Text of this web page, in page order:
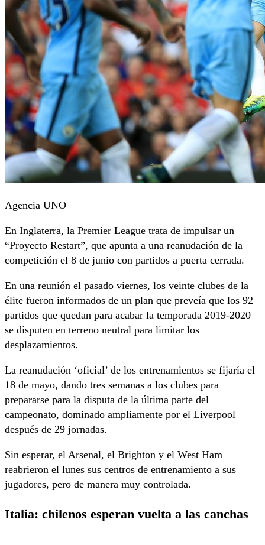
Agencia UNO
En Inglaterra, la Premier League trata de impulsar un
“Proyecto Restart”, que apunta a una reanudación de la
competición el 8 de junio con partidos a puerta cerrada.
En una reunión el pasado viernes, los veinte clubes de la
élite fueron informados de un plan que preveía que los 92
partidos que quedan para acabar la temporada 2019-2020
se disputen en terreno neutral para limitar los
desplazamientos.
La reanudación ‘oficial’ de los entrenamientos se fijaría el
18 de mayo, dando tres semanas a los clubes para
prepararse para la disputa de la última parte del
campeonato, dominado ampliamente por el Liverpool
después de 29 jornadas.
Sin esperar, el Arsenal, el Brighton y el West Ham
reabrieron el lunes sus centros de entrenamiento a sus
jugadores, pero de manera muy controlada.
Italia: chilenos esperan vuelta a las canchas